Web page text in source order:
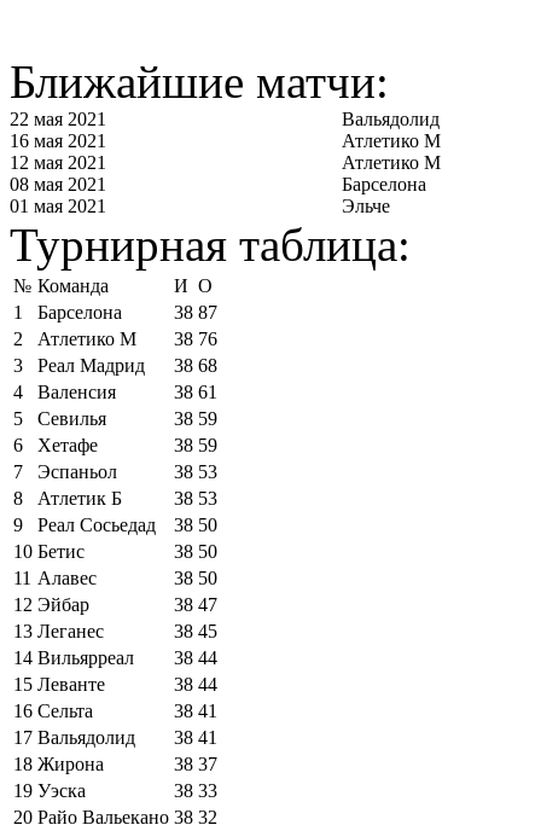
Ближайшие матчи:
22 мая 2021
Вальядолид
16 мая 2021
Атлетико М
12 мая 2021
Атлетико М
08 мая 2021
Барселона
01 мая 2021
Эльче
Турнирная таблица:
№ Команда И О
1
Барселона 38 87
2
Атлетико М 38 76
3
Реал Мадрид 38 68
4
Валенсия 38 61
5
Севилья 38 59
6
Хетафе 38 59
7
Эспаньол 38 53
8
Атлетик Б 38 53
9
Реал Сосьедад 38 50
10 Бетис 38 50
11 Алавес 38 50
12 Эйбар 38 47
13 Леганес 38 45
14 Вильярреал 38 44
15 Леванте 38 44
16 Сельта 38 41
17 Вальядолид 38 41
18 Жирона 38 37
19 Уэска 38 33
20 Райо Вальекано 38 32